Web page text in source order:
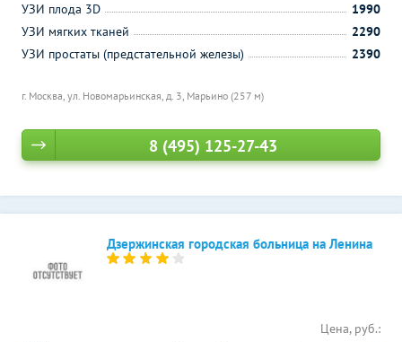
г. Москва, ул. Новомарьинская, д. 3, Марьино (257 м)
УЗИ плода 3D
1990
УЗИ мягких тканей
2290
УЗИ простаты (предстательной железы)
2390
8 (495) 125-27-43
Дзержинская городская больница на Ленина
Цена, руб.: